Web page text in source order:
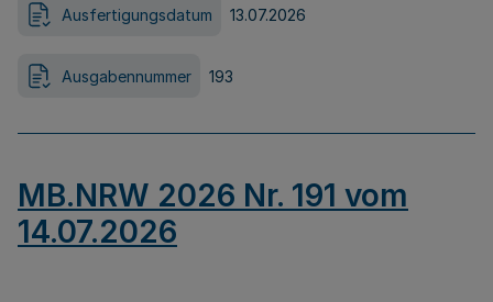
Ausfertigungsdatum 13.07.2026
Ausgabennummer 193
MB.NRW 2026 Nr. 191 vom
14.07.2026